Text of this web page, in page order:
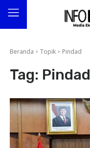
Beranda Topik Pindad
Tag: Pindad